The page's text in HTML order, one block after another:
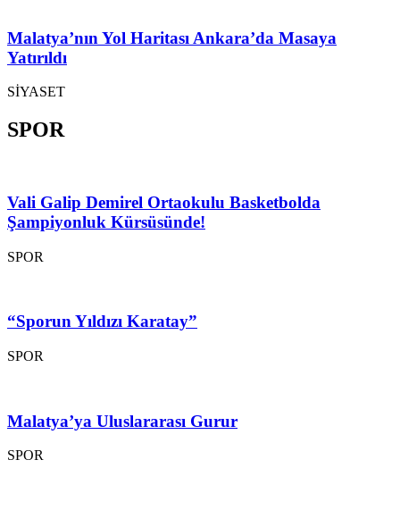
Malatya’nın Yol Haritası Ankara’da Masaya
Yatırıldı
SİYASET
SPOR
Vali Galip Demirel Ortaokulu Basketbolda
Şampiyonluk Kürsüsünde!
SPOR
“Sporun Yıldızı Karatay”
SPOR
Malatya’ya Uluslararası Gurur
SPOR